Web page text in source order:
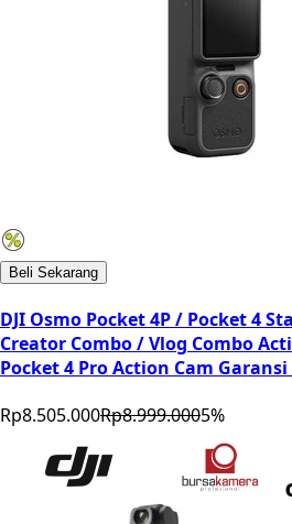
Beli Sekarang
DJI Osmo Pocket 4P / Pocket 4
Creator Combo / Vlog Combo
Pocket 4 Pro Action Cam Garansi
Rp8.505.000Rp8.999.0005%